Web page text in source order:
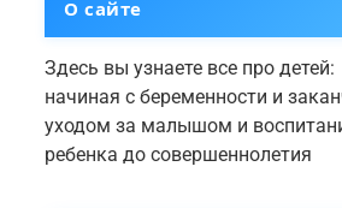
О сайте
Здесь вы узнаете все про детей:
начиная с беременности и
уходом за малышом и
ребенка до совершеннолетия